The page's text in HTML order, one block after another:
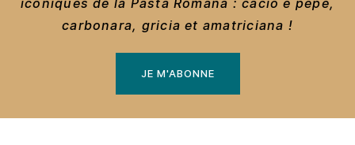
iconiques de la Pasta Romana : cacio e pepe,
carbonara, gricia et amatriciana !
JE M'ABONNE